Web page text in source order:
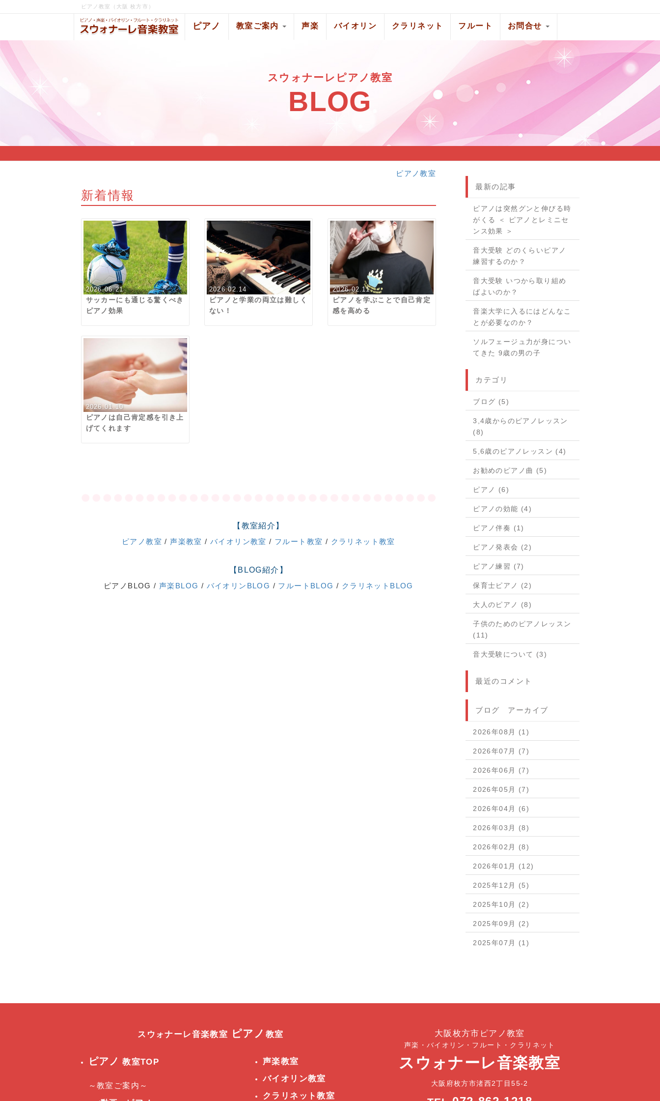
ピアノ教室（大阪 枚方市）
ピアノ 教室ご案内 声楽 バイオリン クラリネット フルート お問合せ
スウォナーレピアノ教室
BLOG
ピアノ教室
新着情報
2026.06.21
サッカーにも通じる驚くべき
ピアノ効果
2026.02.14
ピアノと学業の両立は難しく
ない！
2026.02.11
ピアノを学ぶことで自己肯定
感を高める
2026.01.10
ピアノは自己肯定感を引き上
げてくれます
【教室紹介】
ピアノ教室 /声楽教室 / バイオリン教室 / フルート教室 / クラリネット教室
【BLOG紹介】
ピアノBLOG / 声楽BLOG / バイオリンBLOG / フルートBLOG / クラリネットBLOG
最新の記事
ピアノは突然グンと伸びる時
がくる ＜ ピアノとレミニセ
ンス効果 ＞
音大受験 どのくらいピアノ
練習するのか？
音大受験 いつから取り組め
ばよいのか？
音楽大学に入るにはどんなこ
とが必要なのか？
ソルフェージュ力が身につい
てきた 9歳の男の子
カテゴリ
ブログ (5)
3,4歳からのピアノレッスン
(8)
5,6歳のピアノレッスン (4)
お勧めのピアノ曲 (5)
ピアノ (6)
ピアノの効能 (4)
ピアノ伴奏 (1)
ピアノ発表会 (2)
ピアノ練習 (7)
保育士ピアノ (2)
大人のピアノ (8)
子供のためのピアノレッスン
(11)
音大受験について (3)
最近のコメント
ブログ アーカイブ
2026年08月 (1)
2026年07月 (7)
2026年06月 (7)
2026年05月 (7)
2026年04月 (6)
2026年03月 (8)
2026年02月 (8)
2026年01月 (12)
2025年12月 (5)
2025年10月 (2)
2025年09月 (2)
2025年07月 (1)
スウォナーレ音楽教室 ピアノ 教室
ピアノ 教室TOP
～教室ご案内～
声楽教室
バイオリン教室
クラリネット教室
大阪枚方市ピアノ教室
声楽・バイオリン・フルート・クラリネット
スウォナーレ音楽教室
大阪府枚方市渚西2丁目55-2